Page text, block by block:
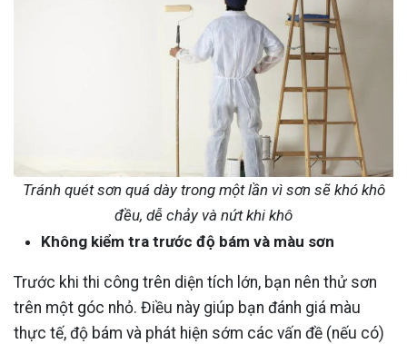
Tránh quét sơn quá dày trong một lần vì sơn sẽ khó khô
đều, dễ chảy và nứt khi khô
Không kiểm tra trước độ bám và màu sơn
Trước khi thi công trên diện tích lớn, bạn nên thử sơn
trên một góc nhỏ. Điều này giúp bạn đánh giá màu
thực tế, độ bám và phát hiện sớm các vấn đề (nếu có)